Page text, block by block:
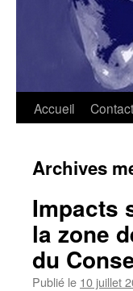
Accueil Contact
Archives
Impacts
la zone
du
Publié le 10 juillet